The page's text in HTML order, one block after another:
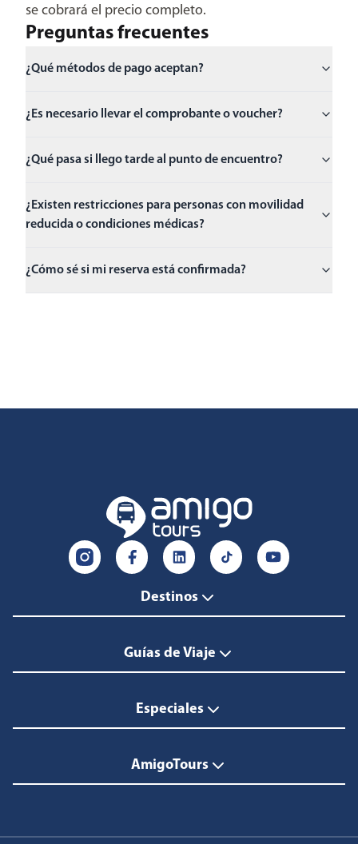
se cobrará el precio completo.
Preguntas frecuentes
¿Qué métodos de pago aceptan?
¿Es necesario llevar el comprobante o voucher?
¿Qué pasa si llego tarde al punto de encuentro?
¿Existen restricciones para personas con movilidad
reducida o condiciones médicas?
¿Cómo sé si mi reserva está confirmada?
Destinos
Guías de Viaje
Especiales
AmigoTours